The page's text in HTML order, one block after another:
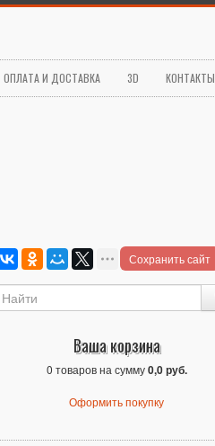
ОПЛАТА И ДОСТАВКА 3D КОНТАКТЫ
Сохранить сайт
Ваша корзина
0 товаров на сумму0,0 руб.
Оформить покупку